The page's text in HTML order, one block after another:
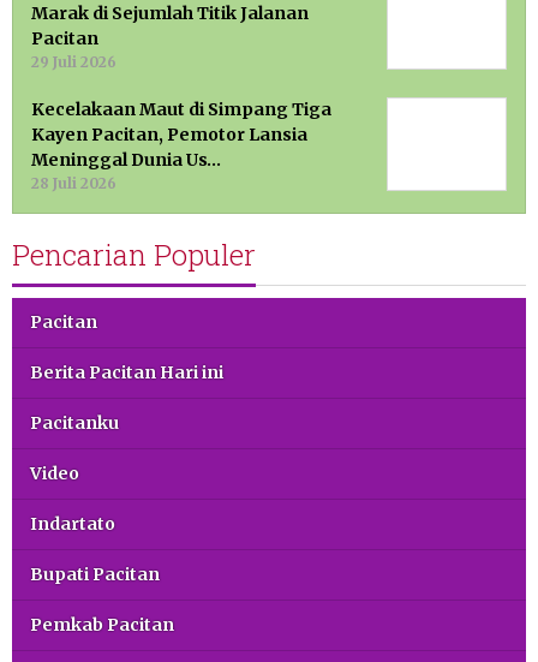
Marak di Sejumlah Titik Jalanan
Pacitan
29 Juli 2026
Kecelakaan Maut di Simpang Tiga
Kayen Pacitan, Pemotor Lansia
Meninggal Dunia Us…
28 Juli 2026
Pencarian Populer
Pacitan
Berita Pacitan Hari ini
Pacitanku
Video
Indartato
Bupati Pacitan
Pemkab Pacitan